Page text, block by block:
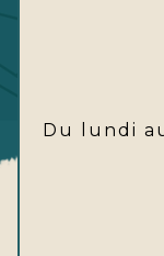
Du lundi